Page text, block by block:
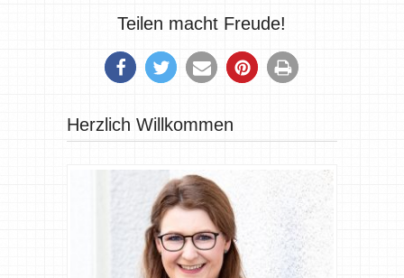
Teilen macht Freude!
Herzlich Willkommen